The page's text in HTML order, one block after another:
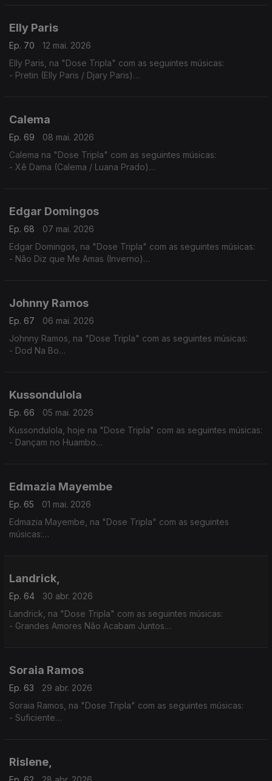
Elly Paris
Ep. 70
12 mai. 2026
Elly Paris, na "Dose Tripla" com as seguintes músicas:
- Pretin (Elly Paris / Djary Paris)
Calema
Ep. 69
08 mai. 2026
Calema na "Dose Tripla" com as seguintes músicas:
- Xê Dama (Calema / Luana Prado)
Edgar Domingos
Ep. 68
07 mai. 2026
Edgar Domingos, na "Dose Tripla" com as seguintes músicas:
- Não Diz que Me Amas (Inverno)
Johnny Ramos
Ep. 67
06 mai. 2026
Johnny Ramos, na "Dose Tripla" com as seguintes músicas:
- Dod Na Bo
Kussondulola
Ep. 66
05 mai. 2026
Kussondulola, hoje na "Dose Tripla" com as seguintes músicas:
- Dançam no Huambo
Edmazia Mayembe
Ep. 65
01 mai. 2026
Edmazia Mayembe, na "Dose Tripla" com as seguintes
músicas:
Landrick,
Ep. 64
30 abr. 2026
Landrick, na "Dose Tripla" com as seguintes músicas:
- Grandes Amores Não Acabam Juntos
Soraia Ramos
Ep. 63
29 abr. 2026
Soraia Ramos, na "Dose Tripla" com as seguintes músicas:
- Suficiente
Rislene,